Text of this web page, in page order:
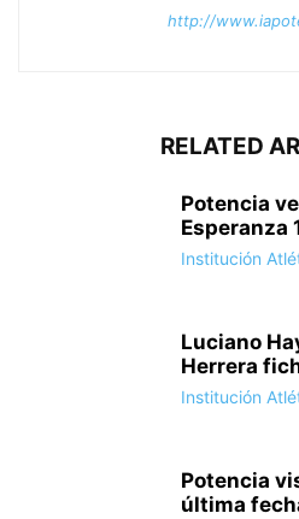
http://
RELATED
Potencia
Esperanza
Institución
Luciano
Herrera
Institución
Potencia
última